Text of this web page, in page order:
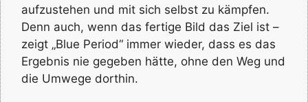
aufzustehen und mit sich selbst zu kämpfen.
Denn auch, wenn das fertige Bild das Ziel ist –
zeigt „Blue Period“ immer wieder, dass es das
Ergebnis nie gegeben hätte, ohne den Weg und
die Umwege dorthin.